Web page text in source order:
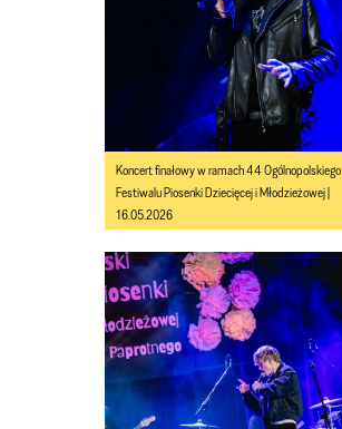
Koncert finałowy w ramach 44 Ogólnopolskiego
Festiwalu Piosenki Dziecięcej i Młodzieżowej |
16.05.2026